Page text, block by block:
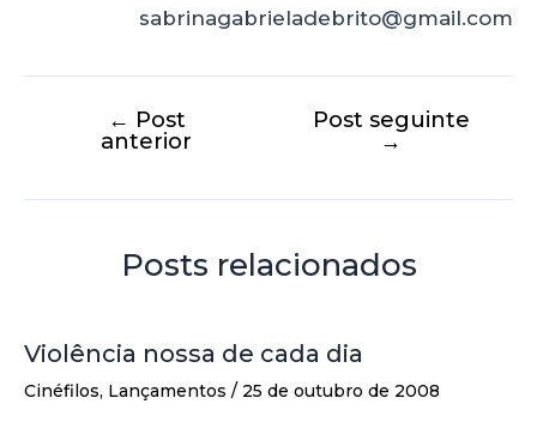
sabrinagabrieladebrito@gmail.com
← Post
anterior
Post seguinte
→
Posts relacionados
Violência nossa de cada dia
Cinéfilos, Lançamentos / 25 de outubro de 2008